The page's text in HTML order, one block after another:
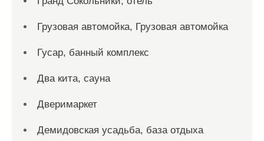
Грузовая автомойка, Грузовая автомойка
Гусар, банный комплекс
Два кита, сауна
Дверимаркет
Демидовская усадьба, база отдыха